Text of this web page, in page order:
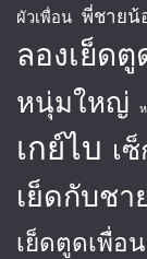
ผัวเพื่อน พี่ชายน้
ลองเย็ดตู
หนุ่มใหญ่
เกย์ไบ เ
เย็ดกับชา
เย็ดตูดเพื่อน